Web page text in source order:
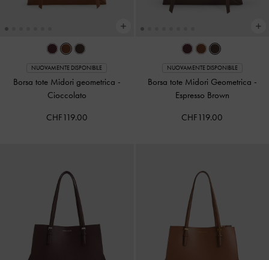
NUOVAMENTE DISPONIBILE
Borsa tote Midori geometrica -
Cioccolato
CHF119.00
NUOVAMENTE DISPONIBILE
Borsa tote Midori Geometrica -
Espresso Brown
CHF119.00